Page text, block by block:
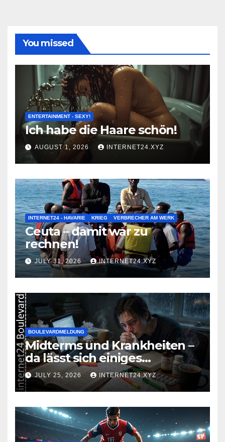
You missed
ENTERTAINMENT - SEXY!
Ich habe die Haare schön!
AUGUST 1, 2026 INTERNET24.XYZ
INTERNET24 - HAVARIE KRIEG VERBRECHER AM WERK
Ceuta – damit war zu
rechnen!
JULY 31, 2026 INTERNET24.XYZ
BOULEVARDMELDUNG
Midterms und Krankheiten –
da lässt sich einiges
zusammenbrauen!
JULY 25, 2026 INTERNET24.XYZ